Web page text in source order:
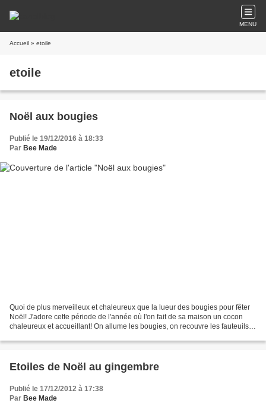
MENU
Accueil » etoile
etoile
Noël aux bougies
Publié le 19/12/2016 à 18:33
Par Bee Made
Quoi de plus merveilleux et chaleureux que la lueur des bougies pour fêter
Noël! J'adore cette période de l'année où l'on fait de sa maison un cocon
chaleureux et accueillant! On allume les bougies, on recouvre les fauteuils
Etoiles de Noël au gingembre
Publié le 17/12/2012 à 17:38
Par Bee Made